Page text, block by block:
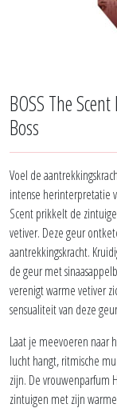
BOSS The
Boss
Voel de
intense herinterpretatie
Scent prikkelt de
vetiver. Deze geur
aantrekkingskracht.
de geur met
verenigt warme vetiver
sensualiteit van deze
Laat je meevoeren naar
lucht hangt, ritmische
zijn. De vrouwenparfum
zintuigen met zijn